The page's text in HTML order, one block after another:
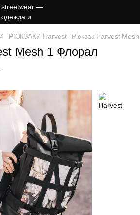
РЮКЗАКИ Harvest Рюкзак Harvest
Mesh 1 Флорал